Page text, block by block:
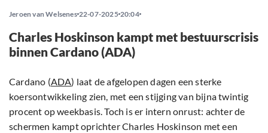
Jeroen van Welsenes 22-07-2025 20:04
Charles Hoskinson kampt met bestuurscrisis
binnen Cardano (ADA)
Cardano (ADA) laat de afgelopen dagen een sterke
koersontwikkeling zien, met een stijging van bijna twintig
procent op weekbasis. Toch is er intern onrust: achter de
schermen kampt oprichter Charles Hoskinson met een